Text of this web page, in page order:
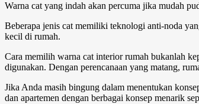
Warna cat yang indah akan percuma jika mudah
Beberapa jenis cat memiliki teknologi anti-noda
kecil di rumah.
Cara memilih warna cat interior rumah bukanlah
digunakan. Dengan perencanaan yang matang,
Jika Anda masih bingung dalam menentukan
dan apartemen dengan berbagai konsep menarik